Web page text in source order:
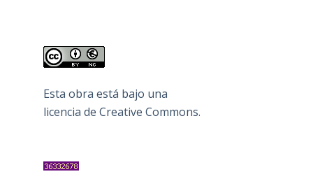
Esta obra está bajo una
licencia de Creative Commons.